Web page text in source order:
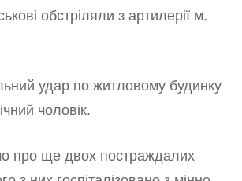
обстріляли з артилерії м.
удар по житловому будинку
чоловік.
про ще двох постраждалих